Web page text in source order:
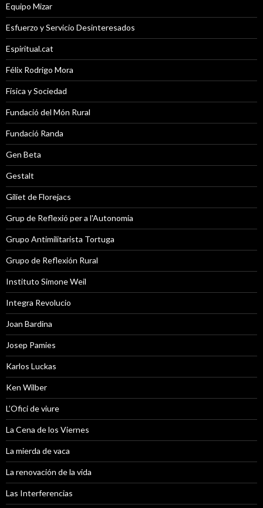
Equipo Mizar
Esfuerzo y Servicio Desinteresados
Espiritual.cat
Félix Rodrigo Mora
Física y Sociedad
Fundació del Món Rural
Fundació Randa
Gen Beta
Gestalt
Giliet de Florejacs
Grup de Reflexió per a l'Autonomia
Grupo Antimilitarista Tortuga
Grupo de Reflexión Rural
Instituto Simone Weil
Integra Revolucio
Joan Bardina
Josep Pamies
Karlos Luckas
Ken Wilber
L’Ofici de viure
La Cena de los Viernes
La mierda de vaca
La renovación de la vida
Las Interferencias